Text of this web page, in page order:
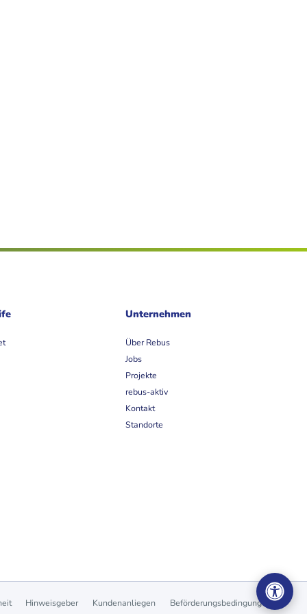
Unternehmen
Über Rebus
Jobs
Projekte
rebus-aktiv
Kontakt
Standorte
Hinweisgeber Kundenanliegen Beförderungsbedingungen